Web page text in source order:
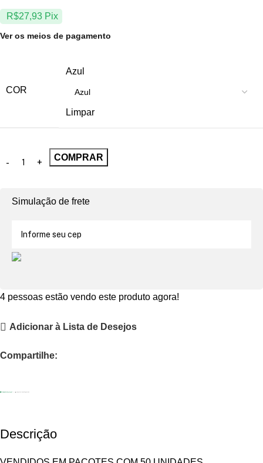
R$27,93 Pix
Ver os meios de pagamento
COR
Azul
Limpar
COMPRAR
Simulação de frete
4 pessoas estão vendo este produto agora!
Adicionar à Lista de Desejos
Compartilhe:
Descrição